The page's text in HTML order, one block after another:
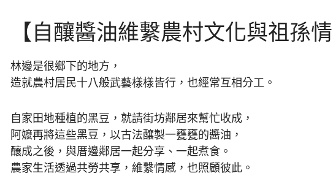
【自釀醬油維繫農村文化與祖孫
林邊是很鄉下的地方，
造就農村居民十八般武藝樣樣皆行，也經常互相分工。
自家田地種植的黑豆，就請街坊鄰居來幫忙收成，
阿嬤再將這些黑豆，以古法釀製一甕甕的醬油，
釀成之後，與厝邊鄰居一起分享、一起煮食。
農家生活透過共勞共享，維繫情感，也照顧彼此。